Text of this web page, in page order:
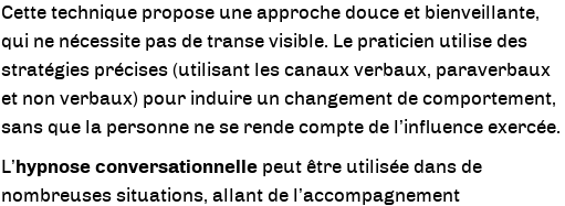
Cette technique propose une approche douce et bienveillante,
qui ne nécessite pas de transe visible. Le praticien utilise des
stratégies précises (utilisant les canaux verbaux, paraverbaux
et non verbaux) pour induire un changement de comportement,
sans que la personne ne se rende compte de l’influence exercée.
L’ hypnose conversationnelle peut être utilisée dans de
nombreuses situations, allant de l’accompagnement